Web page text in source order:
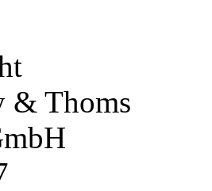
& Thoms